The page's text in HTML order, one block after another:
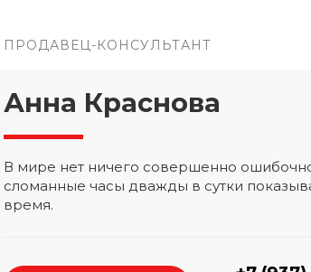
ПРОДАВЕЦ-КОНСУЛЬТАНТ
Анна Краснова
В мире нет ничего совершенно
сломанные часы дважды в сутки
время.